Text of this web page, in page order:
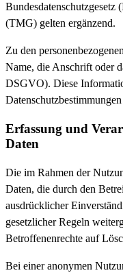
Bundesdatenschutzgesetz
(TMG) gelten ergänzend.
Zu den
Name, die Anschrift oder
DSGVO). Diese
Erfassung und
Daten
Die im Rahmen der
Daten, die durch den
ausdrücklicher
gesetzlicher Regeln
Betroffenenrechte auf
Bei einer anonymen